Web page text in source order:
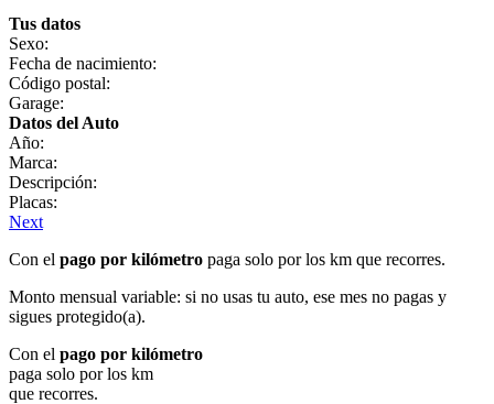
Tus datos
Sexo:
Fecha de nacimiento:
Código postal:
Garage:
Datos del Auto
Año:
Marca:
Descripción:
Placas:
Next
Con el pago por kilómetro paga solo por los km que recorres.
Monto mensual variable: si no usas tu auto, ese mes no pagas y
sigues protegido(a).
Con el pago por kilómetro
paga solo por los km
que recorres.